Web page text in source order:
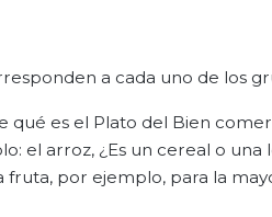
a cada uno de los
qué es el Plato del Bien
el arroz, ¿Es un cereal o una
por ejemplo, para la